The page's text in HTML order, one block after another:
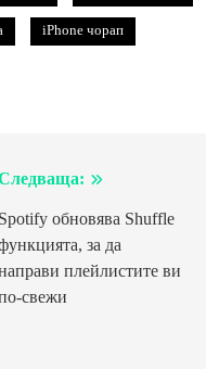
iPhone чорап
Spotify обновява Shuffle
за да
плейлистите ви
свежи